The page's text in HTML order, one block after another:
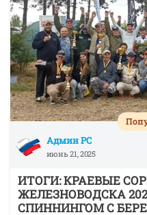
Админ РС
июнь 21, 2025
ИТОГИ: КРАЕВЫЕ
ЖЕЛЕЗНОВОДСКА
СПИННИНГОМ С